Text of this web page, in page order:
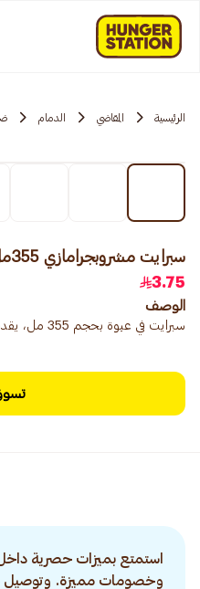
الرئيسية المقاضي الدمام
سبرايت مشروبجرامازي 355مل
3.75
الوصف
سبرايت في عبوة بحجم 355 مل، يقدم طعماً منعشاً لكل لحظة.
استمتع بميزات حصرية
وخصومات مميزة. وتوصيل